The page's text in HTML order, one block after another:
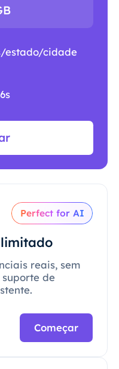
estado/cidade
Perfect for AI
reais, sem
de
Começar